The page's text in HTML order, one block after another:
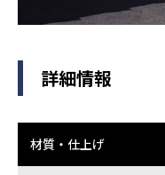
詳細情報
材質・仕上げ